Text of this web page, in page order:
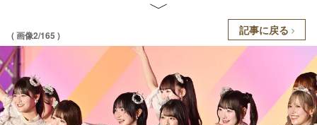
( 画像2/165 ) 記事に戻る